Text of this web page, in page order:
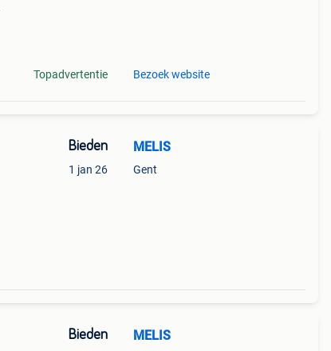
Topadvertentie Bezoek website
Bieden
1 jan 26
MELIS
Gent
Bieden MELIS